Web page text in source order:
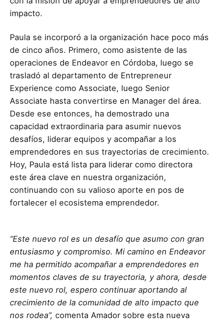
impacto.
Paula se incorporó a la organización hace poco más
de cinco años. Primero, como asistente de las
operaciones de Endeavor en Córdoba, luego se
trasladó al departamento de Entrepreneur
Experience como Associate, luego Senior
Associate hasta convertirse en Manager del área.
Desde ese entonces, ha demostrado una
capacidad extraordinaria para asumir nuevos
desafíos, liderar equipos y acompañar a los
emprendedores en sus trayectorias de crecimiento.
Hoy, Paula está lista para liderar como directora
este área clave en nuestra organización,
continuando con su valioso aporte en pos de
fortalecer el ecosistema emprendedor.
“Este nuevo rol es un desafío que asumo con gran
entusiasmo y compromiso. Mi camino en Endeavor
me ha permitido acompañar a emprendedores en
momentos claves de su trayectoria, y ahora, desde
este nuevo rol, espero continuar aportando al
crecimiento de la comunidad de alto impacto que
nos rodea”, comenta Amador sobre esta nueva